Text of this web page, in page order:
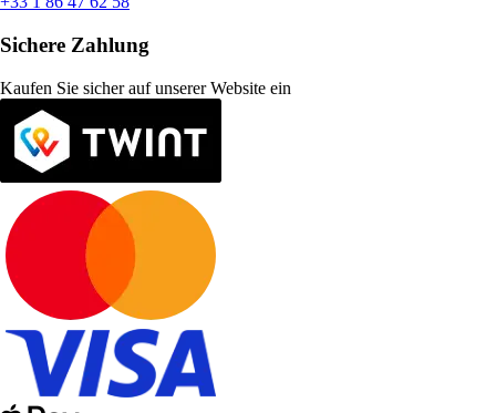
Sichere Zahlung
Kaufen Sie sicher auf unserer Website ein